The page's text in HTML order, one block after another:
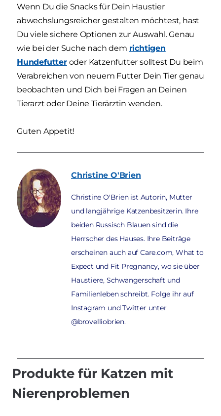
Wenn Du die Snacks für Dein Haustier
abwechslungsreicher gestalten möchtest, hast
Du viele sichere Optionen zur Auswahl. Genau
wie bei der Suche nach dem richtigen
Hundefutteroder Katzenfutter solltest Du beim
Verabreichen von neuem Futter Dein Tier genau
beobachten und Dich bei Fragen an Deinen
Tierarzt oder Deine Tierärztin wenden.
Guten Appetit!
Christine O'Brien
Christine O'Brien ist Autorin, Mutter
und langjährige Katzenbesitzerin. Ihre
beiden Russisch Blauen sind die
Herrscher des Hauses. Ihre Beiträge
erscheinen auch auf Care.com, What to
Expect und Fit Pregnancy, wo sie über
Haustiere, Schwangerschaft und
Familienleben schreibt. Folge ihr auf
Instagram und Twitter unter
@brovelliobrien.
Produkte für Katzen mit
Nierenproblemen